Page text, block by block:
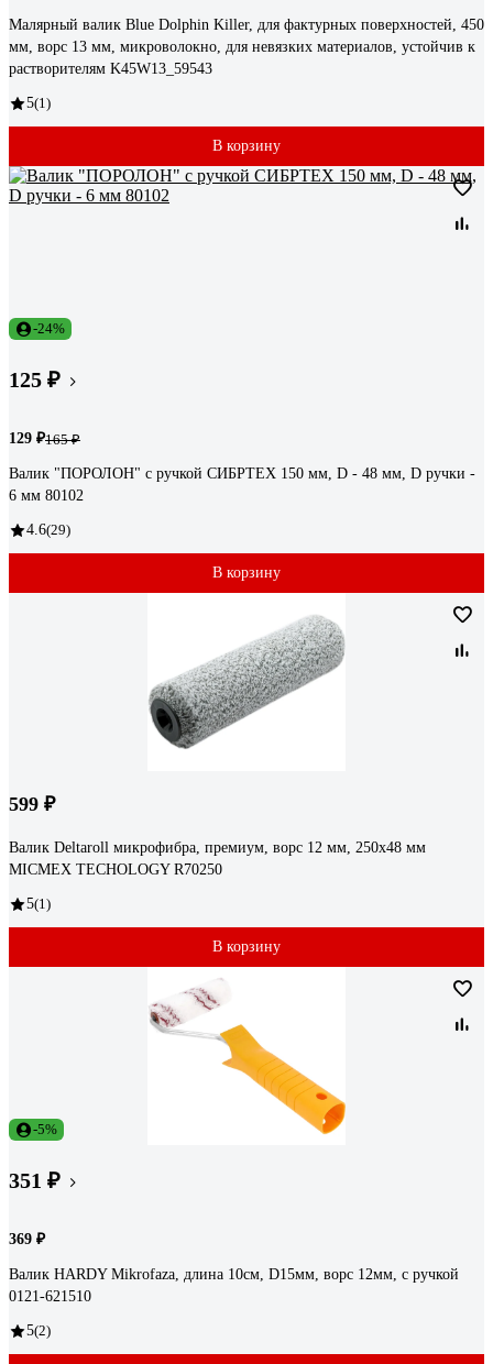
Малярный валик Blue Dolphin Killer, для фактурных поверхностей, 450
мм, ворс 13 мм, микроволокно, для невязких материалов, устойчив к
растворителям K45W13_59543
5(1)
В корзину
-24%
125 ₽
129 ₽165 ₽
Валик "ПОРОЛОН" с ручкой СИБРТЕХ 150 мм, D - 48 мм, D ручки -
6 мм 80102
4.6(29)
В корзину
599 ₽
Валик Deltaroll микрофибра, премиум, ворс 12 мм, 250x48 мм
MICMEX TECHOLOGY R70250
5(1)
В корзину
-5%
351 ₽
369 ₽
Валик HARDY Mikrofaza, длина 10см, D15мм, ворс 12мм, с ручкой
0121-621510
5(2)